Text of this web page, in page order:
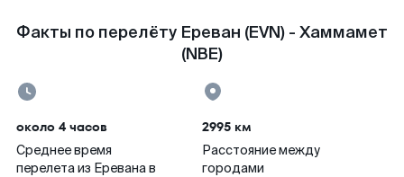
Факты по перелёту Ереван (EVN) - Хаммамет
(NBE)
около 4 часов
Среднее время
перелета из Еревана в
2995 км
Расстояние между
городами